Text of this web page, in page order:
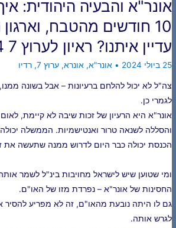
אונר"א והבעיה היהודית:
10 חודשים מהטבח,
עדיין איתנו? ראיון לערוץ 7 14.7.24
25 ביולי 2024 • אונר"א, אונרא, ערוץ 7 , רדיו
צה"ל לא יכול להלחם ברעיונות – אבל בשונה
לגמרי כן.
אונר"א היא הרעיון של זכות שיבה לא קיימת,
והסללה לשנאה טרור ואנטישמיות. הממשלה יכולה
הכנסת יכולה כבר היום לדרוש ממנה שתעשה את
ומי שטוען שיש לישראל מחויבות בינ"ל לשמר
החסינות של אונר"א – נפרדת מזו של האו"ם.
גם לו היתה נובעת מהאו"ם, זה לא מפריע להסיר
לגרש אותה.